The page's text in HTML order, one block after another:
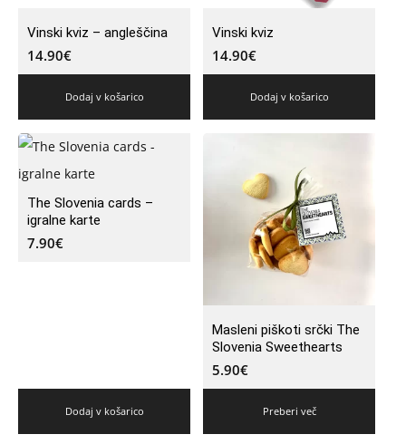
Vinski kviz – angleščina
14.90€
Dodaj v košarico
Vinski kviz
14.90€
Dodaj v košarico
The Slovenia cards –
igralne karte
7.90€
Dodaj v košarico
Masleni piškoti srčki The
Slovenia Sweethearts
5.90€
Preberi več